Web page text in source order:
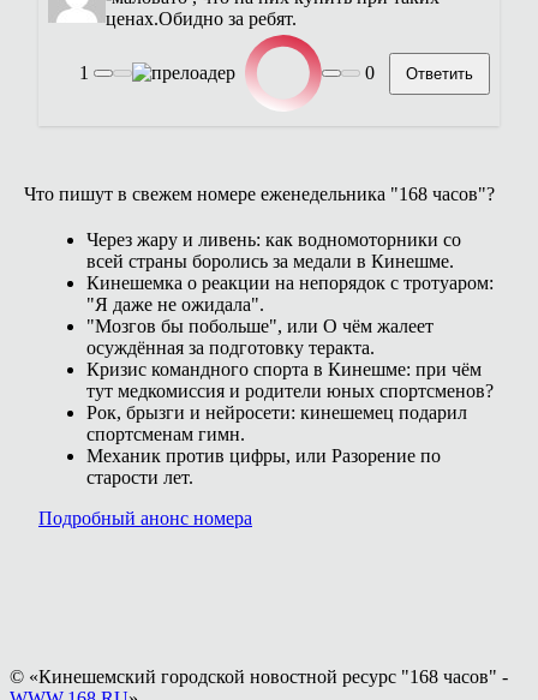
ценах.Обидно за ребят.
1 0 Ответить
Что пишут в свежем номере еженедельника "168 часов"?
Через жару и ливень: как водномоторники со
всей страны боролись за медали в Кинешме.
Кинешемка о реакции на непорядок с тротуаром:
"Я даже не ожидала".
"Мозгов бы побольше", или О чём жалеет
осуждённая за подготовку теракта.
Кризис командного спорта в Кинешме: при чём
тут медкомиссия и родители юных спортсменов?
Рок, брызги и нейросети: кинешемец подарил
спортсменам гимн.
Механик против цифры, или Разорение по
старости лет.
Подробный анонс номера
© «Кинешемский городской новостной ресурс "168 часов" -